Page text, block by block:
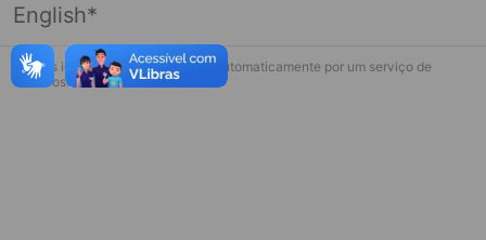
Página indisponível
Desculpe, algo deu errado. Faça login
English*
* Esses idiomas serão traduzidos automaticamente por um serviço de
terceiros.